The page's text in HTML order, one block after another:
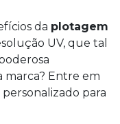
da plotagem
UV, que tal
marca? Entre em
para